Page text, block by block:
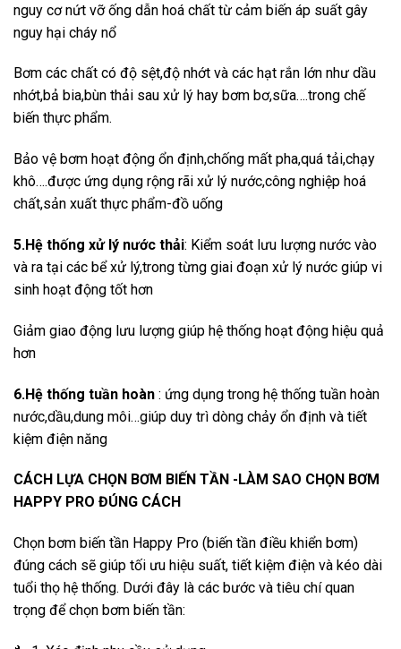
nguy cơ nứt vỡ ống dẫn hoá chất từ cảm biến áp suất gây
nguy hại cháy nổ
Bơm các chất có độ sệt,độ nhớt và các hạt rắn lớn như dầu
nhớt,bả bia,bùn thải sau xử lý hay bơm bơ,sữa….trong chế
biến thực phẩm.
Bảo vệ bơm hoạt động ổn định,chống mất pha,quá tải,chạy
khô….được ứng dụng rộng rãi xử lý nước,công nghiệp hoá
chất,sản xuất thực phẩm-đồ uống
5.Hệ thống xử lý nước thải: Kiểm soát lưu lượng nước vào
và ra tại các bể xử lý,trong từng giai đoạn xử lý nước giúp vi
sinh hoạt động tốt hơn
Giảm giao động lưu lượng giúp hệ thống hoạt động hiệu quả
hơn
6.Hệ thống tuần hoàn : ứng dụng trong hệ thống tuần hoàn
nước,dầu,dung môi…giúp duy trì dòng chảy ổn định và tiết
kiệm điện năng
CÁCH LỰA CHỌN BƠM BIẾN TẦN -LÀM SAO CHỌN BƠM
HAPPY PRO ĐÚNG CÁCH
Chọn bơm biến tần Happy Pro (biến tần điều khiển bơm)
đúng cách sẽ giúp tối ưu hiệu suất, tiết kiệm điện và kéo dài
tuổi thọ hệ thống. Dưới đây là các bước và tiêu chí quan
trọng để chọn bơm biến tần: